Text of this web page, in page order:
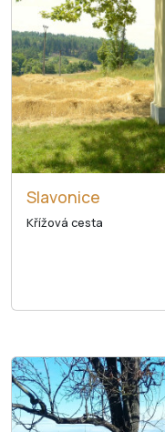
Slavonice
Křížová cesta